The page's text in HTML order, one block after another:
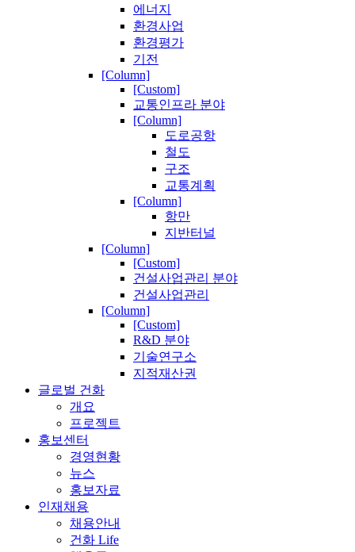
에너지
환경사업
환경평가
기전
[Column]
[Custom]
교통인프라 분야
[Column]
도로공항
철도
구조
교통계획
[Column]
항만
지반터널
[Column]
[Custom]
건설사업관리 분야
건설사업관리
[Column]
[Custom]
R&D 분야
기술연구소
지적재산권
글로벌 건화
개요
프로젝트
홍보센터
경영현황
뉴스
홍보자료
인재채용
채용안내
건화 Life